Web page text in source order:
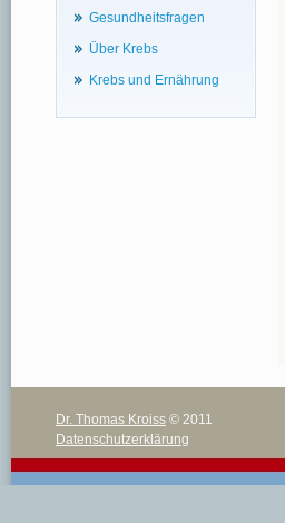
Gesundheitsfragen
Über Krebs
Krebs und Ernährung
Dr. Thomas Kroiss © 2011
Datenschutzerklärung